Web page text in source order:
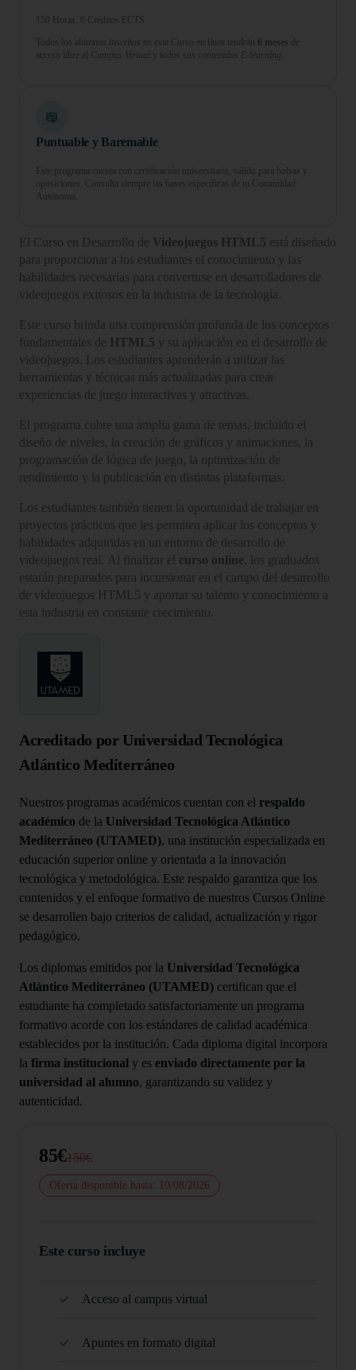
150 Horas, 6 Créditos ECTS
Todos los alumnos inscritos en este Curso en línea tendrán 6 meses de
acceso libre al Campus Virtual y todos sus contenidos E-learning.
Puntuable y Baremable
Este programa cuenta con certificación universitaria, válido para bolsas y
oposiciones. Consulta siempre las bases específicas de tu Comunidad
Autónoma.
El Curso en Desarrollo de Videojuegos HTML5 está diseñado
para proporcionar a los estudiantes el conocimiento y las
habilidades necesarias para convertirse en desarrolladores de
videojuegos exitosos en la industria de la tecnología.
Este curso brinda una comprensión profunda de los conceptos
fundamentales de HTML5 y su aplicación en el desarrollo de
videojuegos. Los estudiantes aprenderán a utilizar las
herramientas y técnicas más actualizadas para crear
experiencias de juego interactivas y atractivas.
El programa cubre una amplia gama de temas, incluido el
diseño de niveles, la creación de gráficos y animaciones, la
programación de lógica de juego, la optimización de
rendimiento y la publicación en distintas plataformas.
Los estudiantes también tienen la oportunidad de trabajar en
proyectos prácticos que les permiten aplicar los conceptos y
habilidades adquiridas en un entorno de desarrollo de
videojuegos real. Al finalizar el curso online , los graduados
estarán preparados para incursionar en el campo del desarrollo
de videojuegos HTML5 y aportar su talento y conocimiento a
esta industria en constante crecimiento.
Acreditado por Universidad Tecnológica
Atlántico Mediterráneo
Nuestros programas académicos cuentan con el respaldo
académico de la Universidad Tecnológica Atlántico
Mediterráneo (UTAMED), una institución especializada en
educación superior online y orientada a la innovación
tecnológica y metodológica. Este respaldo garantiza que los
contenidos y el enfoque formativo de nuestros Cursos Online
se desarrollen bajo criterios de calidad, actualización y rigor
pedagógico.
Los diplomas emitidos por la Universidad Tecnológica
Atlántico Mediterráneo (UTAMED) certifican que el
estudiante ha completado satisfactoriamente un programa
formativo acorde con los estándares de calidad académica
establecidos por la institución. Cada diploma digital incorpora
la firma institucional y es enviado directamente por la
universidad al alumno, garantizando su validez y
autenticidad.
85€150€
Oferta disponible hasta: 10/08/2026
Este curso incluye
Acceso al campus virtual
Apuntes en formato digital